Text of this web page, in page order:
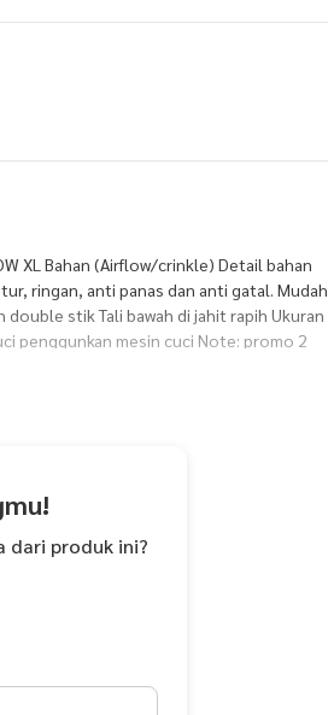
XL Bahan (Airflow/crinkle) Detail bahan
ringan, anti panas dan anti gatal. Mudah
double stik Tali bawah di jahit rapih Ukuran
penggunkan mesin cuci Note: promo 2
dari produk ini?